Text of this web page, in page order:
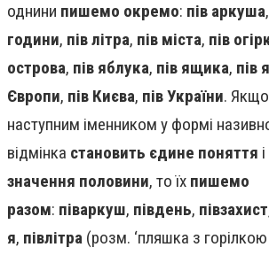
однини пишемо окремо: пів аркуша,
години, пів літра, пів міста, пів
острова, пів яблука, пів ящика, пів
Європи, пів Києва, пів України.
наступним іменником у формі
відмінка становить єдине поняття і
значення половини, то їх пишемо
разом: піваркуш, південь, півзахист
я, півлітра (розм. ‘пляшка з